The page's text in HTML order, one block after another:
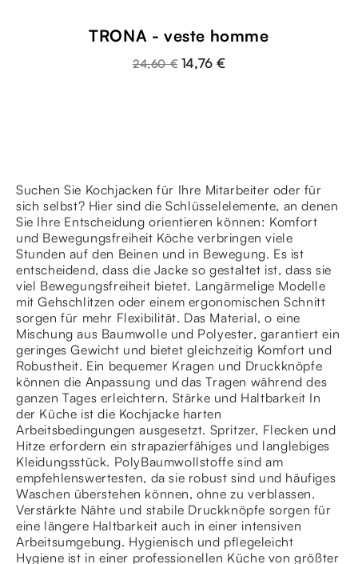
TRONA - veste homme
24,60 € 14,76 €
Suchen Sie Kochjacken für Ihre Mitarbeiter oder für
sich selbst? Hier sind die Schlüsselelemente, an denen
Sie Ihre Entscheidung orientieren können: Komfort
und Bewegungsfreiheit Köche verbringen viele
Stunden auf den Beinen und in Bewegung. Es ist
entscheidend, dass die Jacke so gestaltet ist, dass sie
viel Bewegungsfreiheit bietet. Langärmelige Modelle
mit Gehschlitzen oder einem ergonomischen Schnitt
sorgen für mehr Flexibilität. Das Material, o eine
Mischung aus Baumwolle und Polyester, garantiert ein
geringes Gewicht und bietet gleichzeitig Komfort und
Robustheit. Ein bequemer Kragen und Druckknöpfe
können die Anpassung und das Tragen während des
ganzen Tages erleichtern. Stärke und Haltbarkeit In
der Küche ist die Kochjacke harten
Arbeitsbedingungen ausgesetzt. Spritzer, Flecken und
Hitze erfordern ein strapazierfähiges und langlebiges
Kleidungsstück. PolyBaumwollstoffe sind am
empfehlenswertesten, da sie robust sind und häufiges
Waschen überstehen können, ohne zu verblassen.
Verstärkte Nähte und stabile Druckknöpfe sorgen für
eine längere Haltbarkeit auch in einer intensiven
Arbeitsumgebung. Hygienisch und pflegeleicht
Hygiene ist in einer professionellen Küche von größter